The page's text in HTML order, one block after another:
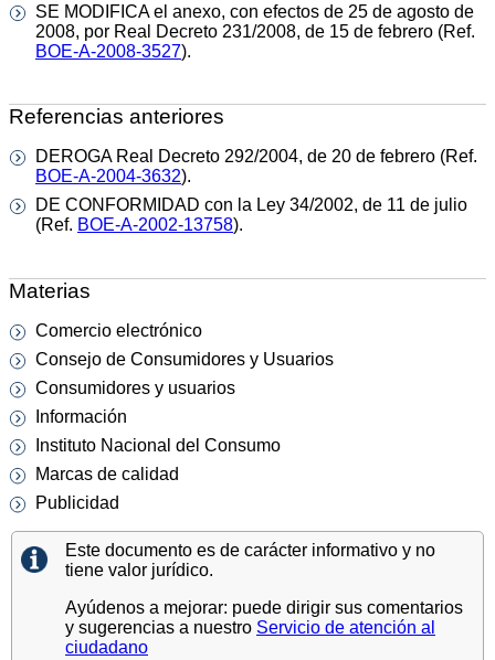
SE MODIFICA el anexo, con efectos de 25 de agosto de
2008, por Real Decreto 231/2008, de 15 de febrero (Ref.
BOE-A-2008-3527).
Referencias anteriores
DEROGA Real Decreto 292/2004, de 20 de febrero (Ref.
BOE-A-2004-3632).
DE CONFORMIDAD con la Ley 34/2002, de 11 de julio
(Ref. BOE-A-2002-13758).
Materias
Comercio electrónico
Consejo de Consumidores y Usuarios
Consumidores y usuarios
Información
Instituto Nacional del Consumo
Marcas de calidad
Publicidad
Este documento es de carácter informativo y no
tiene valor jurídico.
Ayúdenos a mejorar: puede dirigir sus comentarios
y sugerencias a nuestro Servicio de atención al
ciudadano